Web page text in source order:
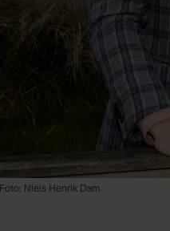
Foto: Niels Henrik Dam